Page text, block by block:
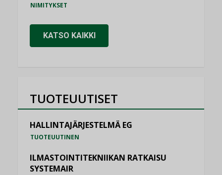
NIMITYKSET
KATSO KAIKKI
TUOTEUUTISET
HALLINTAJÄRJESTELMÄ EG
TUOTEUUTINEN
ILMASTOINTITEKNIIKAN RATKAISU
SYSTEMAIR